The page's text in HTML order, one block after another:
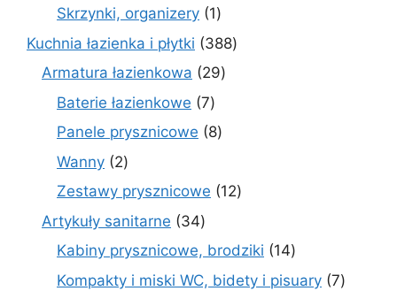
Skrzynki, organizery 11
produkt
Kuchnia łazienka i płytki 388388
Armatura łazienkowa 2929
Baterie łazienkowe 77
produktów
Panele prysznicowe 88
Wanny 22
produkty
Zestawy prysznicowe 1212
Artykuły sanitarne 3434
produkty
Kabiny prysznicowe, brodziki 1414
produktów
Kompakty i miski WC, bidety i pisuary 77